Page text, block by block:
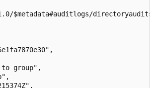
$metadata#auditlogs/directoryaudits",
group",